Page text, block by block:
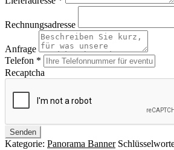
Rechnungsadresse
Anfrage
Telefon *
Recaptcha
Kategorie: Panorama Banner